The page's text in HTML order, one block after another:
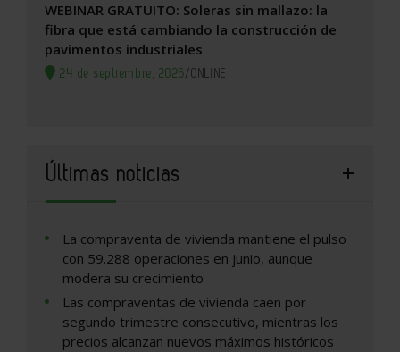
WEBINAR GRATUITO: Soleras sin mallazo: la
fibra que está cambiando la construcción de
pavimentos industriales
24 de septiembre, 2026/ONLINE
Últimas noticias
La compraventa de vivienda mantiene el pulso
con 59.288 operaciones en junio, aunque
modera su crecimiento
Las compraventas de vivienda caen por
segundo trimestre consecutivo, mientras los
precios alcanzan nuevos máximos históricos